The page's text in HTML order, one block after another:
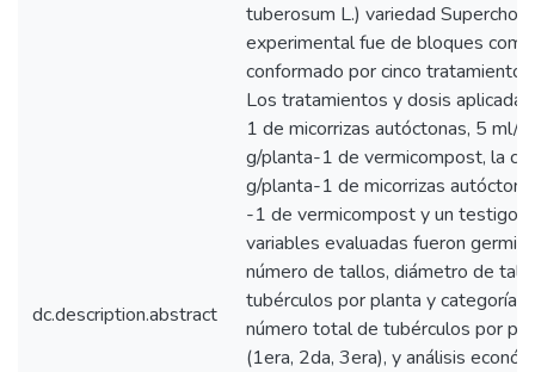
dc.description.abstract
tuberosum L.) variedad
experimental fue de bloques
conformado por cinco
Los tratamientos y dosis
1 de micorrizas autóctonas, 5 ml/
g/planta-1 de vermicompost, la
g/planta-1 de micorrizas
-1 de vermicompost y un testigo
variables evaluadas fueron
número de tallos, diámetro de
tubérculos por planta y categorías
número total de tubérculos por
(1era, 2da, 3era), y análisis